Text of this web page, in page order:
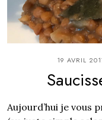
19 AVRIL
Aujourd’hui je vous